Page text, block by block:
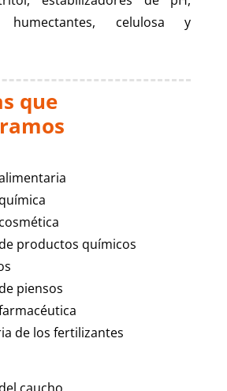
humectantes, celulosa y
que
productos químicos
piensos
de los fertilizantes